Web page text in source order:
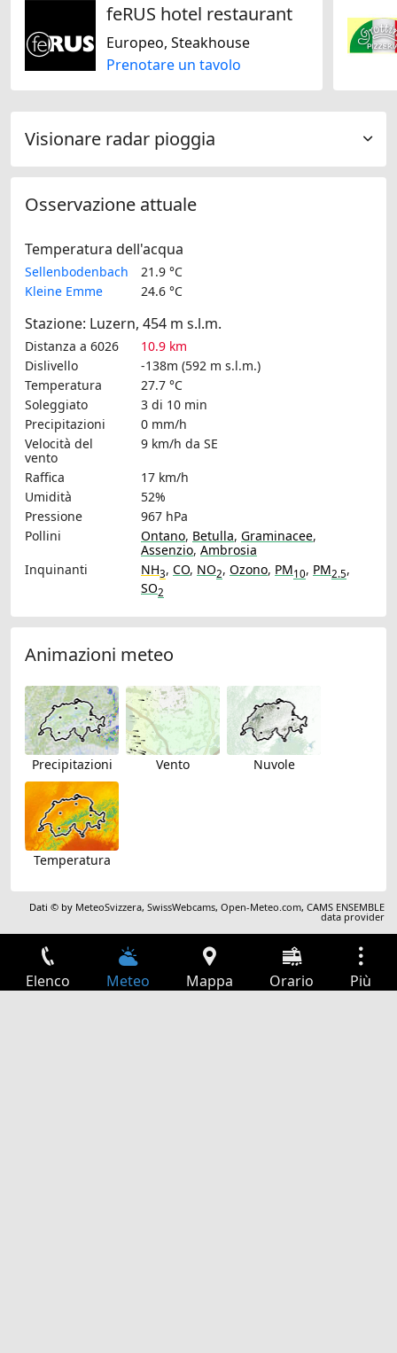
feRUS hotel restaurant
Europeo, Steakhouse
Prenotare un tavolo
Visionare radar pioggia
Osservazione attuale
Temperatura dell'acqua
Sellenbodenbach
21.9 °C
Kleine Emme
24.6 °C
Stazione: Luzern, 454 m s.l.m.
Distanza a 6026
10.9 km
Dislivello
-138m (592 m s.l.m.)
Temperatura
27.7 °C
Soleggiato
3 di 10 min
Precipitazioni
0 mm/h
Velocità del
vento
9 km/h da SE
Raffica
17 km/h
Umidità
52%
Pressione
967 hPa
Pollini
Ontano, Betulla, Graminacee,
Assenzio, Ambrosia
Inquinanti
NH3, CO, NO2, Ozono, PM10, PM2.5,
SO2
Animazioni meteo
Precipitazioni Vento Nuvole
Temperatura
Dati © by MeteoSvizzera,SwissWebcams,Open-Meteo.com,CAMS ENSEMBLE
data provider
Elenco Meteo Mappa Orario Più